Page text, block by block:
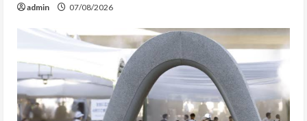
admin 07/08/2026